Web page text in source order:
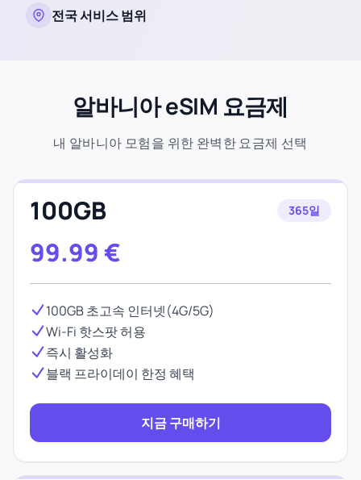
전국 서비스 범위
알바니아 eSIM 요금제
내 알바니아 모험을 위한 완벽한 요금제 선택
100GB 365일
99.99 €
100GB 초고속 인터넷(4G/5G)
Wi-Fi 핫스팟 허용
즉시 활성화
블랙 프라이데이 한정 혜택
지금 구매하기